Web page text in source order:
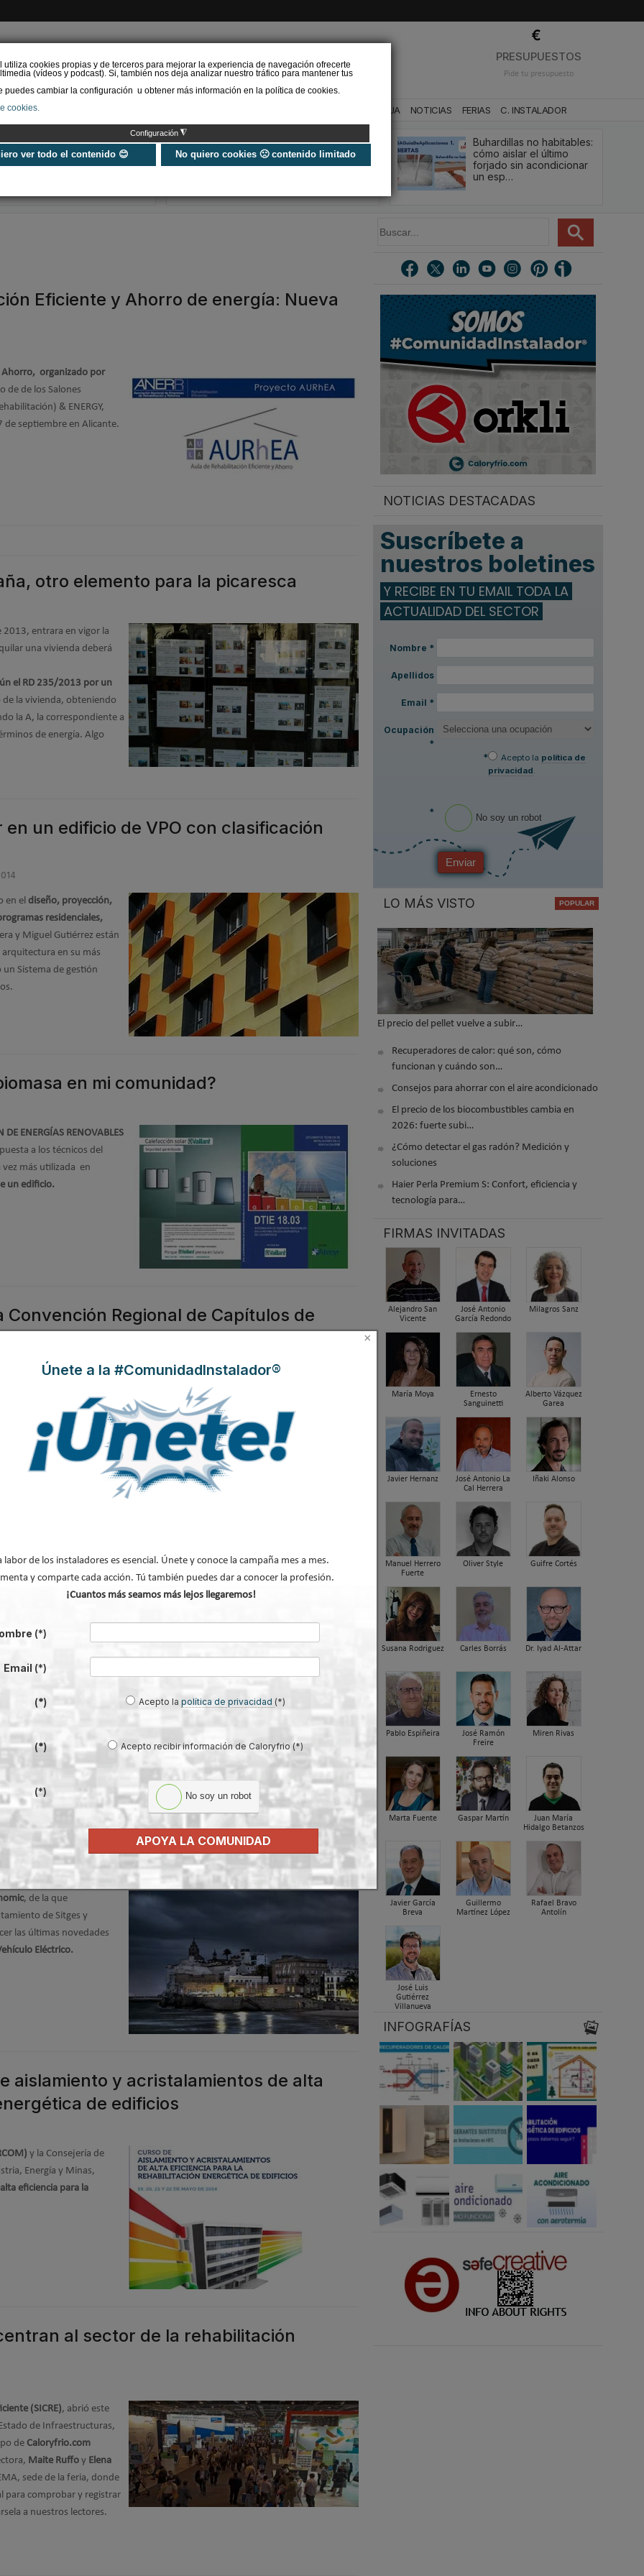
utiliza cookies propias y de terceros para mejorar la experiencia de navegación ofrecerte
(vídeos y podcast). Si, también nos deja analizar nuestro tráfico para mantener tus
puedes cambiar la configuración u obtener más información en la política de cookies.
cookies.
Configuración ◮
ver todo el contenido 😊 No quiero cookies 🙁 contenido limitado
PRESUPUESTOS
Pide tu presupuesto
RENOVABLES BAÑO Y AGUA NOTICIAS FERIAS C. INSTALADOR
Universo Aniversario - Un
año, muchos momentos
Verifactu en
climatización: qué le va a
exigir la ley a tu
Buhardillas no habitables:
cómo aislar el último
forjado sin acondicionar
un esp…
Eficiente y Ahorro de energía: Nueva
Ahorro, organizado por
de de los Salones
& ENERGY,
de septiembre en Alicante.
otro elemento para la picaresca
2013, entrara en vigor la
una vivienda deberá
el RD 235/2013 por un
de la vivienda, obteniendo
la A, la correspondiente a
de energía. Algo
un edificio de VPO con clasificación
en el diseño, proyección,
residenciales,
y Miguel Gutiérrez están
en su más
Sistema de gestión
en mi comunidad?
ENERGÍAS RENOVABLES
a los técnicos del
vez más utilizada en
un edificio.
Regional de Capítulos de
que se celebrará por
Patrocinador Platino,
de este foro tecnológico
a profesionales del
para cualquier
nuestro entorno.
en el nuevo título universitario de
de Cádiz,
y Rehabilitación
horas, se divide en tres
de Rehabilitación
Energética en el que
Sostenible y Vehículo Eléctrico en La III
, de la que
de Sitges y
las últimas novedades
Eléctrico.
aislamiento y acristalamientos de alta
de edificios
y la Consejería de
Energía y Minas,
eficiencia para la
al sector de la rehabilitación
(SICRE), abrió este
de Infraestructuras,
de Caloryfrio.com
Maite Ruffo y Elena
sede de la feria, donde
para comprobar y registrar
a nuestros lectores.
u
r
NOTICIAS DESTACADAS
Suscríbete a
nuestros boletines
Y RECIBE EN TU EMAIL TODA LA
ACTUALIDAD DEL SECTOR
Nombre *
Apellidos
Email *
Ocupación
*
*
Acepto la política de
privacidad.
* No soy un robot
Enviar
LO MÁS VISTO
El precio del pellet vuelve a subir…
Recuperadores de calor: qué son, cómo
funcionan y cuándo son…
Consejos para ahorrar con el aire acondicionado
El precio de los biocombustibles cambia en
2026: fuerte subi…
¿Cómo detectar el gas radón? Medición y
soluciones
Haier Perla Premium S: Confort, eficiencia y
tecnología para…
FIRMAS INVITADAS
Alejandro San
Vicente
José Antonio
García Redondo
Milagros Sanz
María Moya
Ernesto
Sanguinetti
Alberto Vázquez
Garea
Javier Hernanz
José Antonio La
Cal Herrera
Iñaki Alonso
Manuel Herrero
Fuerte
Oliver Style Guifre Cortés
Susana Rodriguez Carles Borrás Dr. Iyad Al-Attar
Pablo Espiñeira
José Ramón
Freire
Miren Rivas
Marta Fuente Gaspar Martín
Juan María
Hidalgo Betanzos
Javier García
Breva
Guillermo
Martínez López
Rafael Bravo
Antolín
José Luis
Gutiérrez
Villanueva
INFOGRAFÍAS
×
Únete a la #ComunidadInstalador®
labor de los instaladores es esencial. Únete y conoce la campaña mes a mes.
y comparte cada acción. Tú también puedes dar a conocer la profesión.
¡Cuantos más seamos más lejos llegaremos!
(*)
Email (*)
(*) Acepto lapolítica de privacidad (*)
(*) Acepto recibir información de Caloryfrio (*)
(*) No soy un robot
APOYA LA COMUNIDAD